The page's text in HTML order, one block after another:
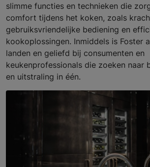
slimme functies en technieken die
comfort tijdens het koken, zoals
gebruiksvriendelijke bediening en
kookoplossingen. Inmiddels is Foster
landen en geliefd bij consumenten en
keukenprofessionals die zoeken naar
en uitstraling in één.